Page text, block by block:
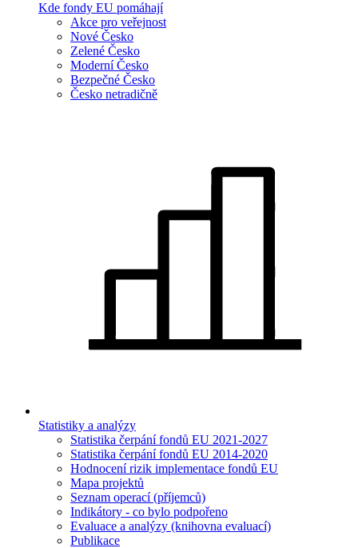
Kde fondy EU pomáhají
Akce pro veřejnost
Nové Česko
Zelené Česko
Moderní Česko
Bezpečné Česko
Česko netradičně
Statistiky a analýzy
Statistika čerpání fondů EU 2021-2027
Statistika čerpání fondů EU 2014-2020
Hodnocení rizik implementace fondů EU
Mapa projektů
Seznam operací (příjemců)
Indikátory - co bylo podpořeno
Evaluace a analýzy (knihovna evaluací)
Publikace